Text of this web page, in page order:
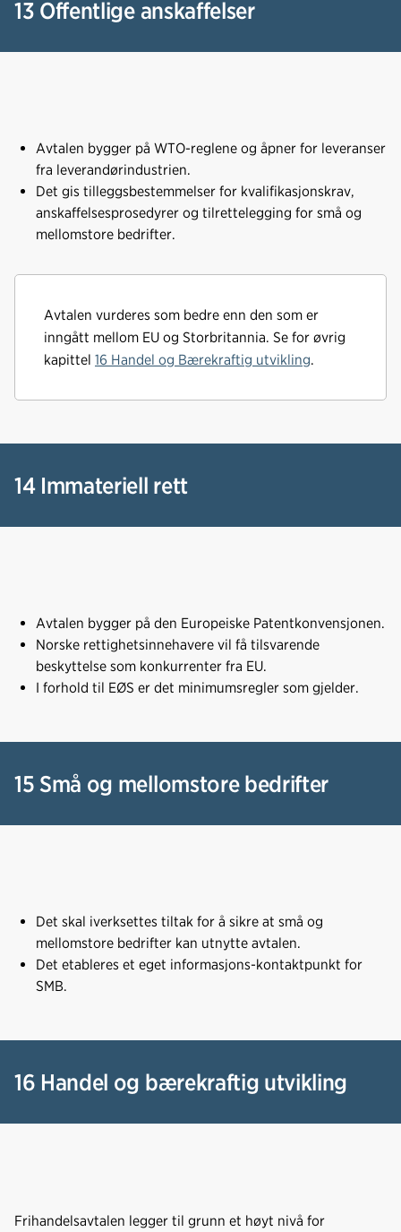
13 Offentlige anskaffelser
Avtalen bygger på WTO-reglene og åpner for leveranser
fra leverandørindustrien.
Det gis tilleggsbestemmelser for kvalifikasjonskrav,
anskaffelsesprosedyrer og tilrettelegging for små og
mellomstore bedrifter.
Avtalen vurderes som bedre enn den som er
inngått mellom EU og Storbritannia. Se for øvrig
kapittel 16 Handel og Bærekraftig utvikling.
14 Immateriell rett
Avtalen bygger på den Europeiske Patentkonvensjonen.
Norske rettighetsinnehavere vil få tilsvarende
beskyttelse som konkurrenter fra EU.
I forhold til EØS er det minimumsregler som gjelder.
15 Små og mellomstore bedrifter
Det skal iverksettes tiltak for å sikre at små og
mellomstore bedrifter kan utnytte avtalen.
Det etableres et eget informasjons-kontaktpunkt for
SMB.
16 Handel og bærekraftig utvikling
Frihandelsavtalen legger til grunn et høyt nivå for